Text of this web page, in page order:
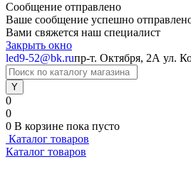
Сообщение отправлено
Ваше сообщение успешно
Вами свяжется наш специалист
Закрыть окно
led9-52@bk.ruпр-т. Октября, 2А ул.
0
0
0 В корзине пока пусто
Каталог товаров
Каталог товаров